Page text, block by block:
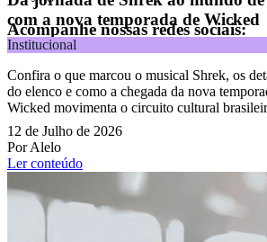
com a nova temporada de Wicked
Institucional
Confira o que marcou o musical Shrek, os
do elenco e como a chegada da nova
Wicked movimenta o circuito cultural
12 de Julho de 2026
Por Alelo
Ler conteúdo
Acompanhe nossas redes sociais: